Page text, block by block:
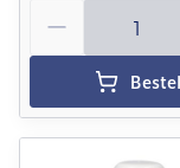
Aantal
Bestel